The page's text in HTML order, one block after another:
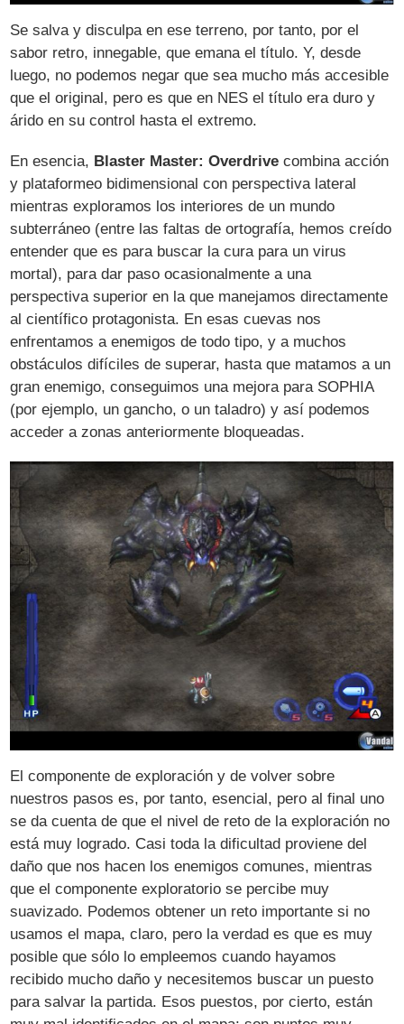
Se salva y disculpa en ese terreno, por tanto, por el
sabor retro, innegable, que emana el título. Y, desde
luego, no podemos negar que sea mucho más accesible
que el original, pero es que en NES el título era duro y
árido en su control hasta el extremo.
En esencia, Blaster Master: Overdrive combina acción
y plataformeo bidimensional con perspectiva lateral
mientras exploramos los interiores de un mundo
subterráneo (entre las faltas de ortografía, hemos creído
entender que es para buscar la cura para un virus
mortal), para dar paso ocasionalmente a una
perspectiva superior en la que manejamos directamente
al científico protagonista. En esas cuevas nos
enfrentamos a enemigos de todo tipo, y a muchos
obstáculos difíciles de superar, hasta que matamos a un
gran enemigo, conseguimos una mejora para SOPHIA
(por ejemplo, un gancho, o un taladro) y así podemos
acceder a zonas anteriormente bloqueadas.
El componente de exploración y de volver sobre
nuestros pasos es, por tanto, esencial, pero al final uno
se da cuenta de que el nivel de reto de la exploración no
está muy logrado. Casi toda la dificultad proviene del
daño que nos hacen los enemigos comunes, mientras
que el componente exploratorio se percibe muy
suavizado. Podemos obtener un reto importante si no
usamos el mapa, claro, pero la verdad es que es muy
posible que sólo lo empleemos cuando hayamos
recibido mucho daño y necesitemos buscar un puesto
para salvar la partida. Esos puestos, por cierto, están